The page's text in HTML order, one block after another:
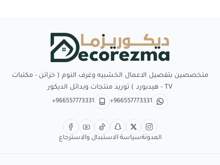
متخصصين بتفصيل الاعمال الخشبيه وغرف النوم ( خزائن - مكتبات
TV - هيدبورد ) توريد منتجات وبدائل الديكور
+966557773331
+966557773331
المدونةسياسة الاستبدال والاسترجاع